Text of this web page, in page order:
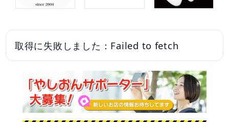
取得に失敗しました：Failed to fetch